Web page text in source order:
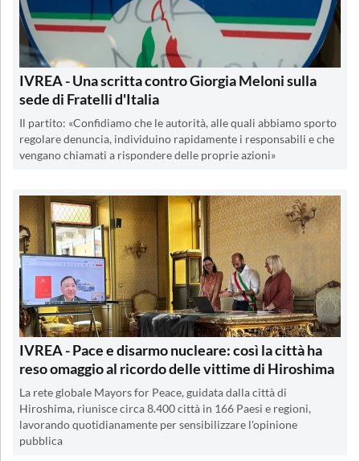
IVREA - Una scritta contro Giorgia Meloni sulla
sede di Fratelli d'Italia
Il partito: «Confidiamo che le autorità, alle quali abbiamo sporto
regolare denuncia, individuino rapidamente i responsabili e che
vengano chiamati a rispondere delle proprie azioni»
IVREA - Pace e disarmo nucleare: così la città ha
reso omaggio al ricordo delle vittime di Hiroshima
La rete globale Mayors for Peace, guidata dalla città di
Hiroshima, riunisce circa 8.400 città in 166 Paesi e regioni,
lavorando quotidianamente per sensibilizzare l'opinione
pubblica